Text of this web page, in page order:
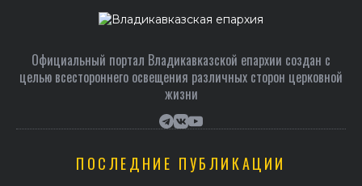
Официальный портал Владикавказской епархии создан c
целью всестороннего освещения различных сторон церковной
жизни
ПОСЛЕДНИЕ ПУБЛИКАЦИИ